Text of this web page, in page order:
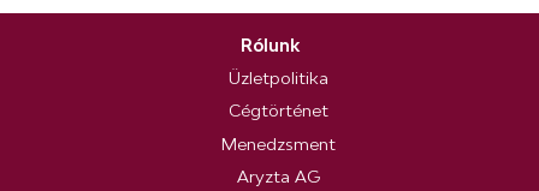
Rólunk
Üzletpolitika
Cégtörténet
Menedzsment
Aryzta AG